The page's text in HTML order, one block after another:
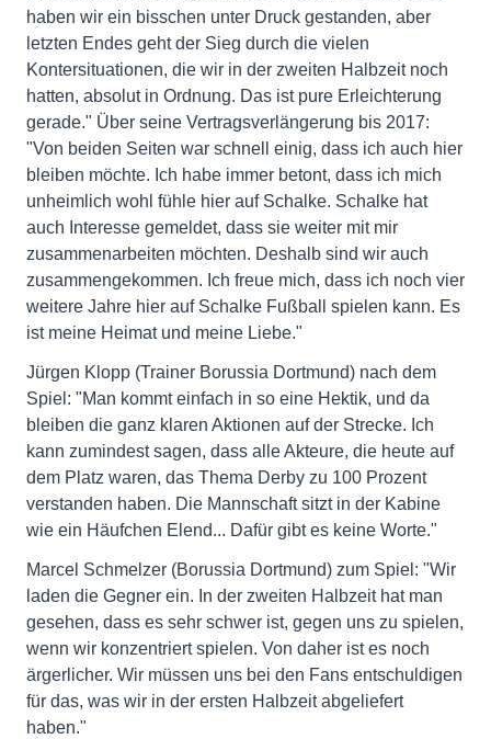
haben wir ein bisschen unter Druck gestanden, aber
letzten Endes geht der Sieg durch die vielen
Kontersituationen, die wir in der zweiten Halbzeit noch
hatten, absolut in Ordnung. Das ist pure Erleichterung
gerade." Über seine Vertragsverlängerung bis 2017:
"Von beiden Seiten war schnell einig, dass ich auch hier
bleiben möchte. Ich habe immer betont, dass ich mich
unheimlich wohl fühle hier auf Schalke. Schalke hat
auch Interesse gemeldet, dass sie weiter mit mir
zusammenarbeiten möchten. Deshalb sind wir auch
zusammengekommen. Ich freue mich, dass ich noch vier
weitere Jahre hier auf Schalke Fußball spielen kann. Es
ist meine Heimat und meine Liebe."
Jürgen Klopp (Trainer Borussia Dortmund) nach dem
Spiel: "Man kommt einfach in so eine Hektik, und da
bleiben die ganz klaren Aktionen auf der Strecke. Ich
kann zumindest sagen, dass alle Akteure, die heute auf
dem Platz waren, das Thema Derby zu 100 Prozent
verstanden haben. Die Mannschaft sitzt in der Kabine
wie ein Häufchen Elend... Dafür gibt es keine Worte."
Marcel Schmelzer (Borussia Dortmund) zum Spiel: "Wir
laden die Gegner ein. In der zweiten Halbzeit hat man
gesehen, dass es sehr schwer ist, gegen uns zu spielen,
wenn wir konzentriert spielen. Von daher ist es noch
ärgerlicher. Wir müssen uns bei den Fans entschuldigen
für das, was wir in der ersten Halbzeit abgeliefert
haben."